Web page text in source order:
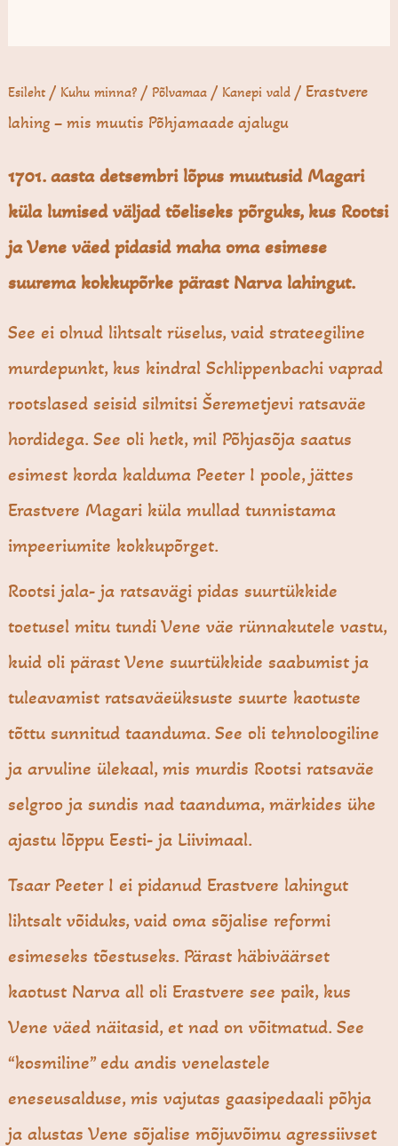
Esileht / Kuhu minna? /Põlvamaa / Kanepi vald / Erast­vere
lahing – mis muutis Põhjamaade ajalugu
1701. aasta detsembri lõpus muutusid Magari
küla lumised väljad tõeliseks põrguks, kus Rootsi
ja Vene väed pidasid maha oma esimese
suurema kokkupõrke pärast Narva lahingut.
See ei olnud lihtsalt rüselus, vaid strateegiline
murdepunkt, kus kindral Schlippenbachi vaprad
rootslased seisid silmitsi Šeremetjevi ratsaväe
hordidega. See oli hetk, mil Põhjasõja saatus
esimest korda kalduma Peeter I poole, jättes
Erastvere Magari küla mullad tunnistama
impeeriumite kokkupõrget.
Rootsi jala- ja ratsavägi pidas suurtükkide
toetusel mitu tundi Vene väe rünnakutele vastu,
kuid oli pärast Vene suurtükkide saabumist ja
tuleavamist ratsaväeüksuste suurte kaotuste
tõttu sunnitud taanduma. See oli tehnoloogiline
ja arvuline ülekaal, mis murdis Rootsi ratsaväe
selgroo ja sundis nad taanduma, märkides ühe
ajastu lõppu Eesti- ja Liivimaal.
Tsaar Peeter I ei pidanud Erastvere lahingut
lihtsalt võiduks, vaid oma sõjalise reformi
esimeseks tõestuseks. Pärast häbiväärset
kaotust Narva all oli Erastvere see paik, kus
Vene väed näitasid, et nad on võitmatud. See
“kosmiline” edu andis venelastele
eneseusalduse, mis vajutas gaasipedaali põhja
ja alustas Vene sõjalise mõjuvõimu agressiivset